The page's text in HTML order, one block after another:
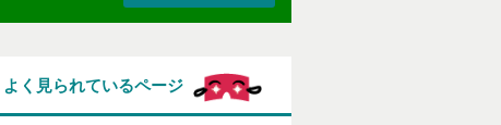
よく見られているページ